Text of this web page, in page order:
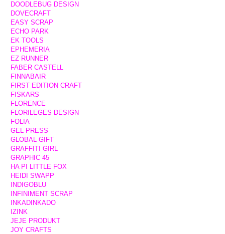
DOODLEBUG DESIGN
DOVECRAFT
EASY SCRAP
ECHO PARK
EK TOOLS
EPHEMERIA
EZ RUNNER
FABER CASTELL
FINNABAIR
FIRST EDITION CRAFT
FISKARS
FLORENCE
FLORILEGES DESIGN
FOLIA
GEL PRESS
GLOBAL GIFT
GRAFFITI GIRL
GRAPHIC 45
HA PI LITTLE FOX
HEIDI SWAPP
INDIGOBLU
INFINIMENT SCRAP
INKADINKADO
IZINK
JEJE PRODUKT
JOY CRAFTS